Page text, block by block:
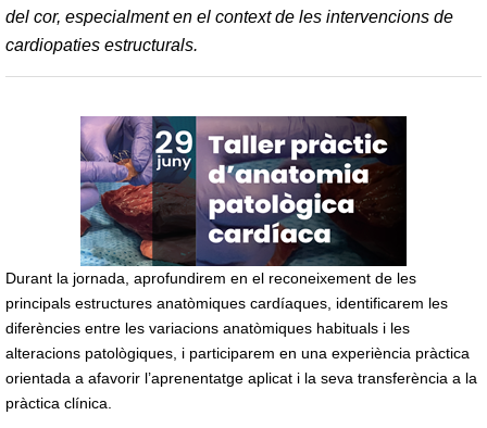
del cor, especialment en el context de les intervencions de
cardiopaties estructurals.
Durant la jornada, aprofundirem en el reconeixement de les
principals estructures anatòmiques cardíaques, identificarem les
diferències entre les variacions anatòmiques habituals i les
alteracions patològiques, i participarem en una experiència pràctica
orientada a afavorir l’aprenentatge aplicat i la seva transferència a la
pràctica clínica.